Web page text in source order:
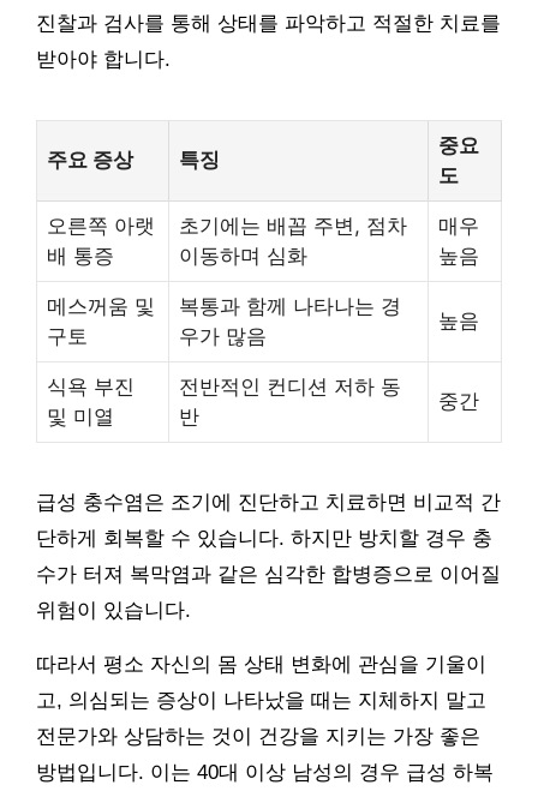
진찰과 검사를 통해 상태를 파악하고 적절한 치료를
받아야 합니다.
주요 증상 특징
중요
도
오른쪽 아랫
배 통증
초기에는 배꼽 주변, 점차
이동하며 심화
매우
높음
메스꺼움 및
구토
복통과 함께 나타나는 경
우가 많음
높음
식욕 부진
및 미열
전반적인 컨디션 저하 동
반
중간
급성 충수염은 조기에 진단하고 치료하면 비교적 간
단하게 회복할 수 있습니다. 하지만 방치할 경우 충
수가 터져 복막염과 같은 심각한 합병증으로 이어질
위험이 있습니다.
따라서 평소 자신의 몸 상태 변화에 관심을 기울이
고, 의심되는 증상이 나타났을 때는 지체하지 말고
전문가와 상담하는 것이 건강을 지키는 가장 좋은
방법입니다. 이는 40대 이상 남성의 경우 급성 하복